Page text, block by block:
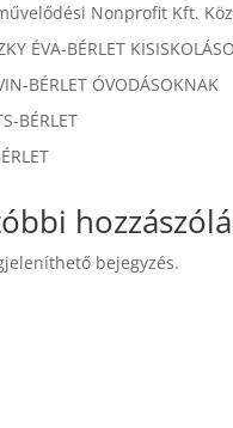
Nonprofit Kft.
ÉVA-BÉRLET
BÉRLET ÓVODÁSOKNAK
BÉRLET
bejegyzés.